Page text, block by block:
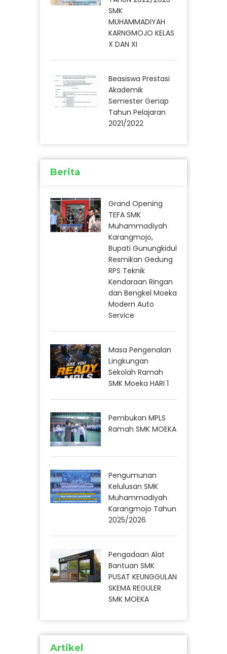
SMK
MUHAMMADIYAH
KARNGMOJO KELAS
X DAN XI
Beasiswa Prestasi
Akademik
Semester Genap
Tahun Pelajaran
2021/2022
Berita
Grand Opening
TEFA SMK
Muhammadiyah
Karangmojo,
Bupati Gunungkidul
Resmikan Gedung
RPS Teknik
Kendaraan Ringan
dan Bengkel Moeka
Modern Auto
Service
Masa Pengenalan
Lingkungan
Sekolah Ramah
SMK Moeka HARI 1
Pembukan MPLS
Ramah SMK MOEKA
Pengumunan
Kelulusan SMK
Muhammadiyah
Karangmojo Tahun
2025/2026
Pengadaan Alat
Bantuan SMK
PUSAT KEUNGGULAN
SKEMA REGULER
SMK MOEKA
Artikel